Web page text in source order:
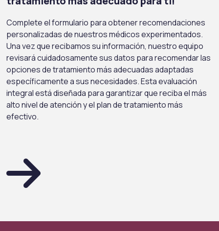
Complete el formulario para obtener recomendaciones
personalizadas de nuestros médicos experimentados.
Una vez que recibamos su información, nuestro equipo
revisará cuidadosamente sus datos para recomendar las
opciones de tratamiento más adecuadas adaptadas
específicamente a sus necesidades. Esta evaluación
integral está diseñada para garantizar que reciba el más
alto nivel de atención y el plan de tratamiento más
efectivo.